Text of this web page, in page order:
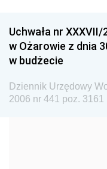
Dziennik
Dziennik
Sportu
Dziennik
Uchwała nr
w Ożarowie z dnia
w budżecie
Dziennik Urzędowy
2006 nr 441 poz. 3161